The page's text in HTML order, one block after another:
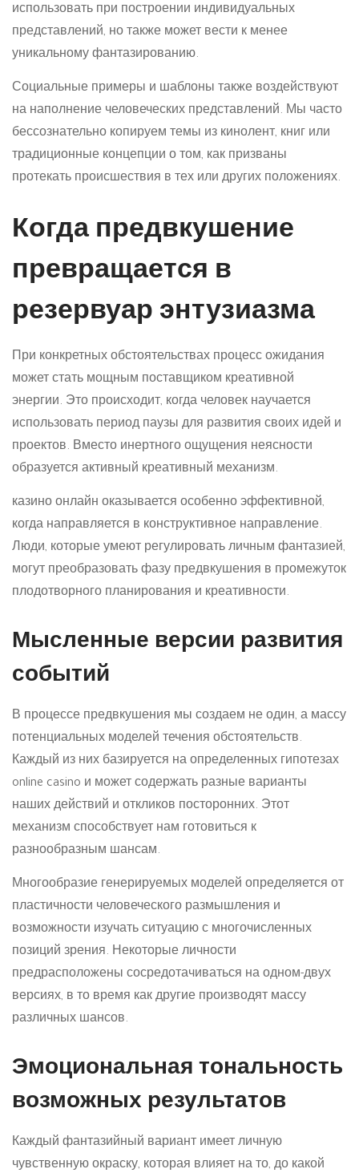
использовать при построении индивидуальных
представлений, но также может вести к менее
уникальному фантазированию.
Социальные примеры и шаблоны также воздействуют
на наполнение человеческих представлений. Мы часто
бессознательно копируем темы из кинолент, книг или
традиционные концепции о том, как призваны
протекать происшествия в тех или других положениях.
Когда предвкушение
превращается в
резервуар энтузиазма
При конкретных обстоятельствах процесс ожидания
может стать мощным поставщиком креативной
энергии. Это происходит, когда человек научается
использовать период паузы для развития своих идей и
проектов. Вместо инертного ощущения неясности
образуется активный креативный механизм.
казино онлайн оказывается особенно эффективной,
когда направляется в конструктивное направление.
Люди, которые умеют регулировать личным фантазией,
могут преобразовать фазу предвкушения в промежуток
плодотворного планирования и креативности.
Мысленные версии развития
событий
В процессе предвкушения мы создаем не один, а массу
потенциальных моделей течения обстоятельств.
Каждый из них базируется на определенных гипотезах
online casino и может содержать разные варианты
наших действий и откликов посторонних. Этот
механизм способствует нам готовиться к
разнообразным шансам.
Многообразие генерируемых моделей определяется от
пластичности человеческого размышления и
возможности изучать ситуацию с многочисленных
позиций зрения. Некоторые личности
предрасположены сосредотачиваться на одном-двух
версиях, в то время как другие производят массу
различных шансов.
Эмоциональная тональность
возможных результатов
Каждый фантазийный вариант имеет личную
чувственную окраску, которая влияет на то, до какой